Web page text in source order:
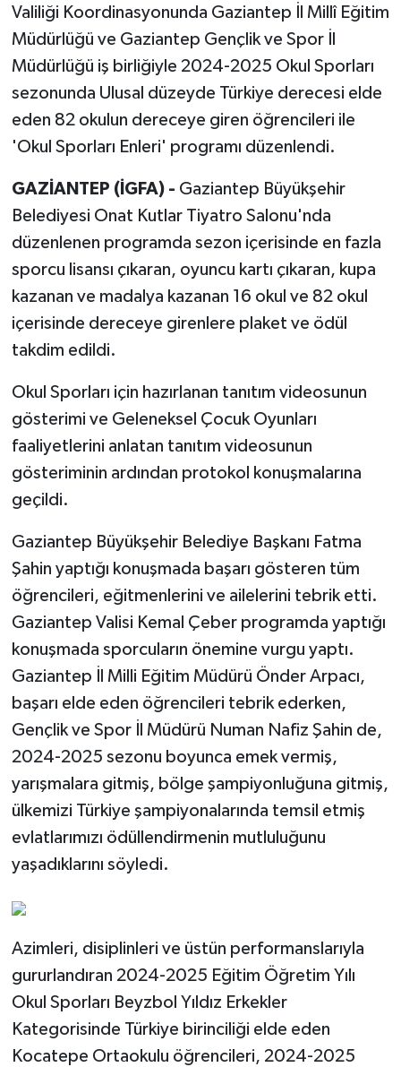
Valiliği Koordinasyonunda Gaziantep İl Millî Eğitim
Müdürlüğü ve Gaziantep Gençlik ve Spor İl
Müdürlüğü iş birliğiyle 2024-2025 Okul Sporları
sezonunda Ulusal düzeyde Türkiye derecesi elde
eden 82 okulun dereceye giren öğrencileri ile
'Okul Sporları Enleri' programı düzenlendi.
GAZİANTEP (İGFA) - Gaziantep Büyükşehir
Belediyesi Onat Kutlar Tiyatro Salonu'nda
düzenlenen programda sezon içerisinde en fazla
sporcu lisansı çıkaran, oyuncu kartı çıkaran, kupa
kazanan ve madalya kazanan 16 okul ve 82 okul
içerisinde dereceye girenlere plaket ve ödül
takdim edildi.
Okul Sporları için hazırlanan tanıtım videosunun
gösterimi ve Geleneksel Çocuk Oyunları
faaliyetlerini anlatan tanıtım videosunun
gösteriminin ardından protokol konuşmalarına
geçildi.
Gaziantep Büyükşehir Belediye Başkanı Fatma
Şahin yaptığı konuşmada başarı gösteren tüm
öğrencileri, eğitmenlerini ve ailelerini tebrik etti.
Gaziantep Valisi Kemal Çeber programda yaptığı
konuşmada sporcuların önemine vurgu yaptı.
Gaziantep İl Milli Eğitim Müdürü Önder Arpacı,
başarı elde eden öğrencileri tebrik ederken,
Gençlik ve Spor İl Müdürü Numan Nafiz Şahin de,
2024-2025 sezonu boyunca emek vermiş,
yarışmalara gitmiş, bölge şampiyonluğuna gitmiş,
ülkemizi Türkiye şampiyonalarında temsil etmiş
evlatlarımızı ödüllendirmenin mutluluğunu
yaşadıklarını söyledi.
Azimleri, disiplinleri ve üstün performanslarıyla
gururlandıran 2024-2025 Eğitim Öğretim Yılı
Okul Sporları Beyzbol Yıldız Erkekler
Kategorisinde Türkiye birinciliği elde eden
Kocatepe Ortaokulu öğrencileri, 2024-2025